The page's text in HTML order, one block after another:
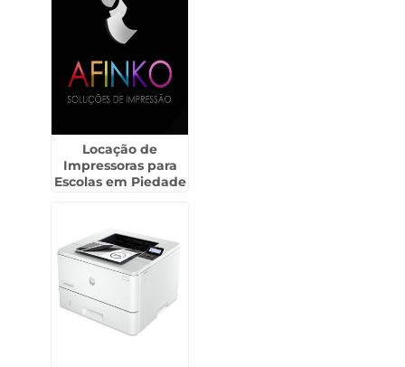
Locação de
Impressoras para
Escolas em Piedade